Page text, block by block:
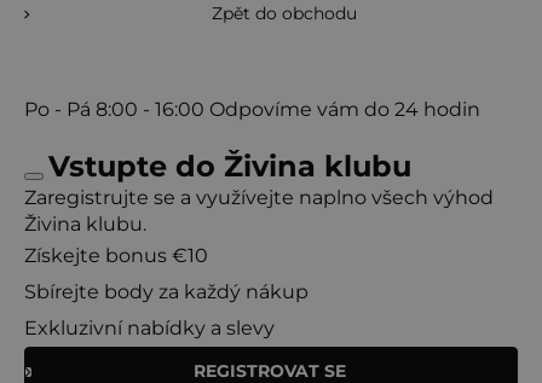
Zpět do obchodu
Po - Pá 8:00 - 16:00 Odpovíme vám do 24 hodin
Vstupte do Živina klubu
Zaregistrujte se a využívejte naplno všech výhod
Živina klubu.
Získejte bonus €10
Sbírejte body za každý nákup
Exkluzivní nabídky a slevy
REGISTROVAT SE